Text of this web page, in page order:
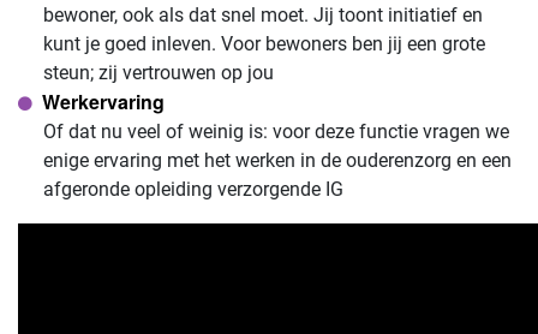
bewoner, ook als dat snel moet. Jij toont initiatief en
kunt je goed inleven. Voor bewoners ben jij een grote
steun; zij vertrouwen op jou
Werkervaring
Of dat nu veel of weinig is: voor deze functie vragen we
enige ervaring met het werken in de ouderenzorg en een
afgeronde opleiding verzorgende IG